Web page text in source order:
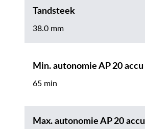
Tandsteek
38.0 mm
Min. autonomie AP 20 accu
65 min
Max. autonomie AP 20 accu